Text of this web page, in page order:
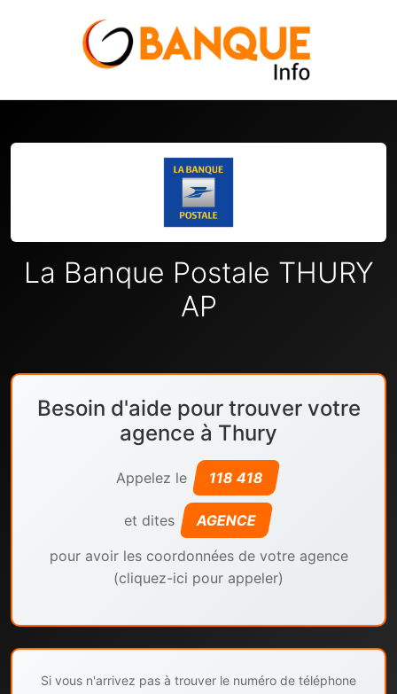
La Banque Postale THURY
AP
Besoin d'aide pour trouver votre
agence à Thury
Appelez le 118 418
et dites AGENCE
pour avoir les coordonnées de votre agence
(cliquez-ici pour appeler)
Si vous n'arrivez pas à trouver le numéro de téléphone